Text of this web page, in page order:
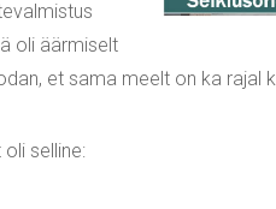
oli äärmiselt
et sama meelt on ka rajal
selline: